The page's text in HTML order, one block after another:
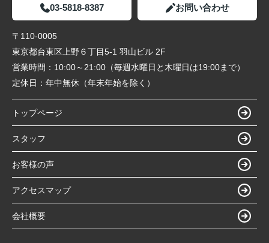
03-5818-8387 お問い合わせ
〒110-0005
東京都台東区上野６丁目5-1 羽山ビル 2F
営業時間： 10:00～21:00（毎週水曜日と木曜日は19:00まで）
定休日： 年中無休（年末年始を除く）
トップページ
スタッフ
お客様の声
アクセスマップ
会社概要